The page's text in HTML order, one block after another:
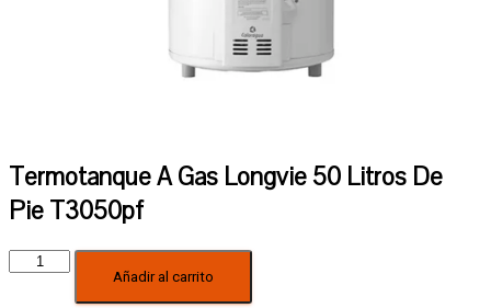
Termotanque A Gas Longvie 50 Litros De
Pie T3050pf
Termotanque
Añadir al carrito